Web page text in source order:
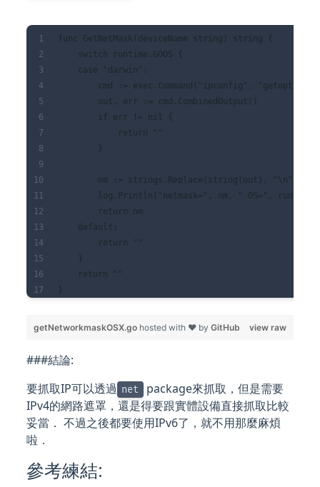
func GetNetMask(deviceName string) string {
    switch runtime.GOOS {
    case "darwin":
cmd := exec.Command("ipconfig",
        out, err := cmd.CombinedOutput()
        if err != nil {
            return ""
        }
nm := strings.Replace(string(out), "\n", "",
log.Println("netmask=", nm, " OS=",
        return nm
    default:
        return ""
    }
    return ""
}
view raw
getNetworkmaskOSX.go hosted with ❤ by GitHub
###結論:
要抓取IP可以透過 net package來抓取，但是需要
IPv4的網路遮罩，還是得要跟實體設備直接抓取比較
妥當． 不過之後都要使用IPv6了，就不用那麼麻煩
啦．
參考練結: